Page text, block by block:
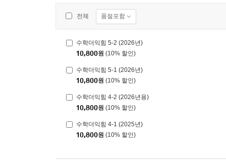
전체 품절포함
수학더익힘 5-2 (2026년)
10,800원 (10% 할인)
수학더익힘 5-1 (2026년)
10,800원 (10% 할인)
수학더익힘 4-2 (2026년용)
10,800원 (10% 할인)
수학더익힘 4-1 (2025년)
10,800원 (10% 할인)